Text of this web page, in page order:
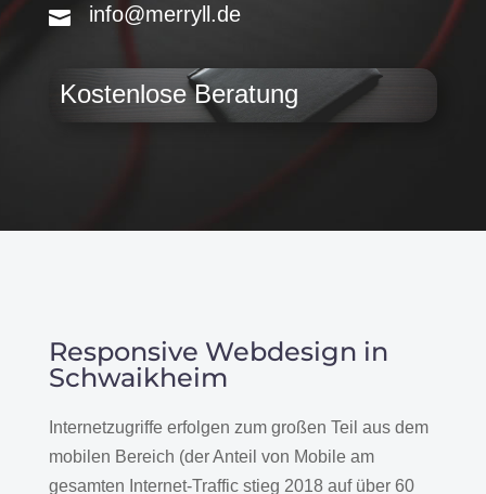
info@merryll.de
Kostenlose Beratung
Responsive Webdesign in
Schwaikheim
Internetzugriffe erfolgen zum großen Teil aus dem
mobilen Bereich (der Anteil von Mobile am
gesamten Internet-Traffic stieg 2018 auf über 60